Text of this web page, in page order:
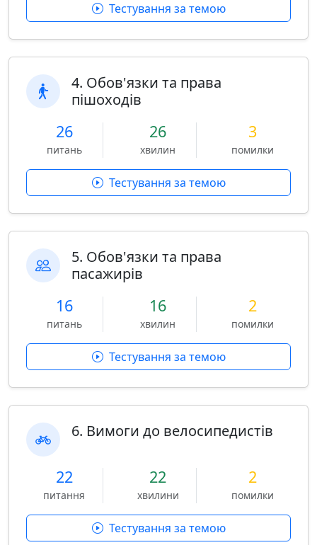
Тестування за темою
4. Обов'язки та права
пішоходів
26
питань
26
хвилин
3
помилки
Тестування за темою
5. Обов'язки та права
пасажирів
16
питань
16
хвилин
2
помилки
Тестування за темою
6. Вимоги до велосипедистів
22
питання
22
хвилини
2
помилки
Тестування за темою